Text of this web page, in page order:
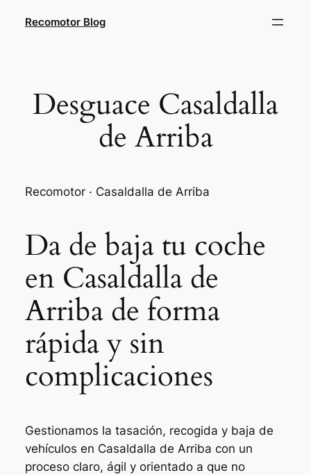
Recomotor Blog
Desguace Casaldalla
de Arriba
Recomotor · Casaldalla de Arriba
Da de baja tu coche
en Casaldalla de
Arriba de forma
rápida y sin
complicaciones
Gestionamos la tasación, recogida y baja de
vehículos en Casaldalla de Arriba con un
proceso claro, ágil y orientado a que no